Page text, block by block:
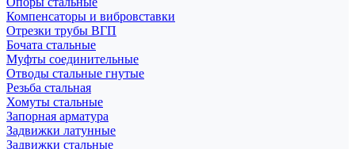
Компенсаторы и вибровставки
Отрезки трубы ВГП
Бочата стальные
Муфты соединительные
Отводы стальные гнутые
Резьба стальная
Хомуты стальные
Запорная арматура
Задвижки латунные
Задвижки стальные